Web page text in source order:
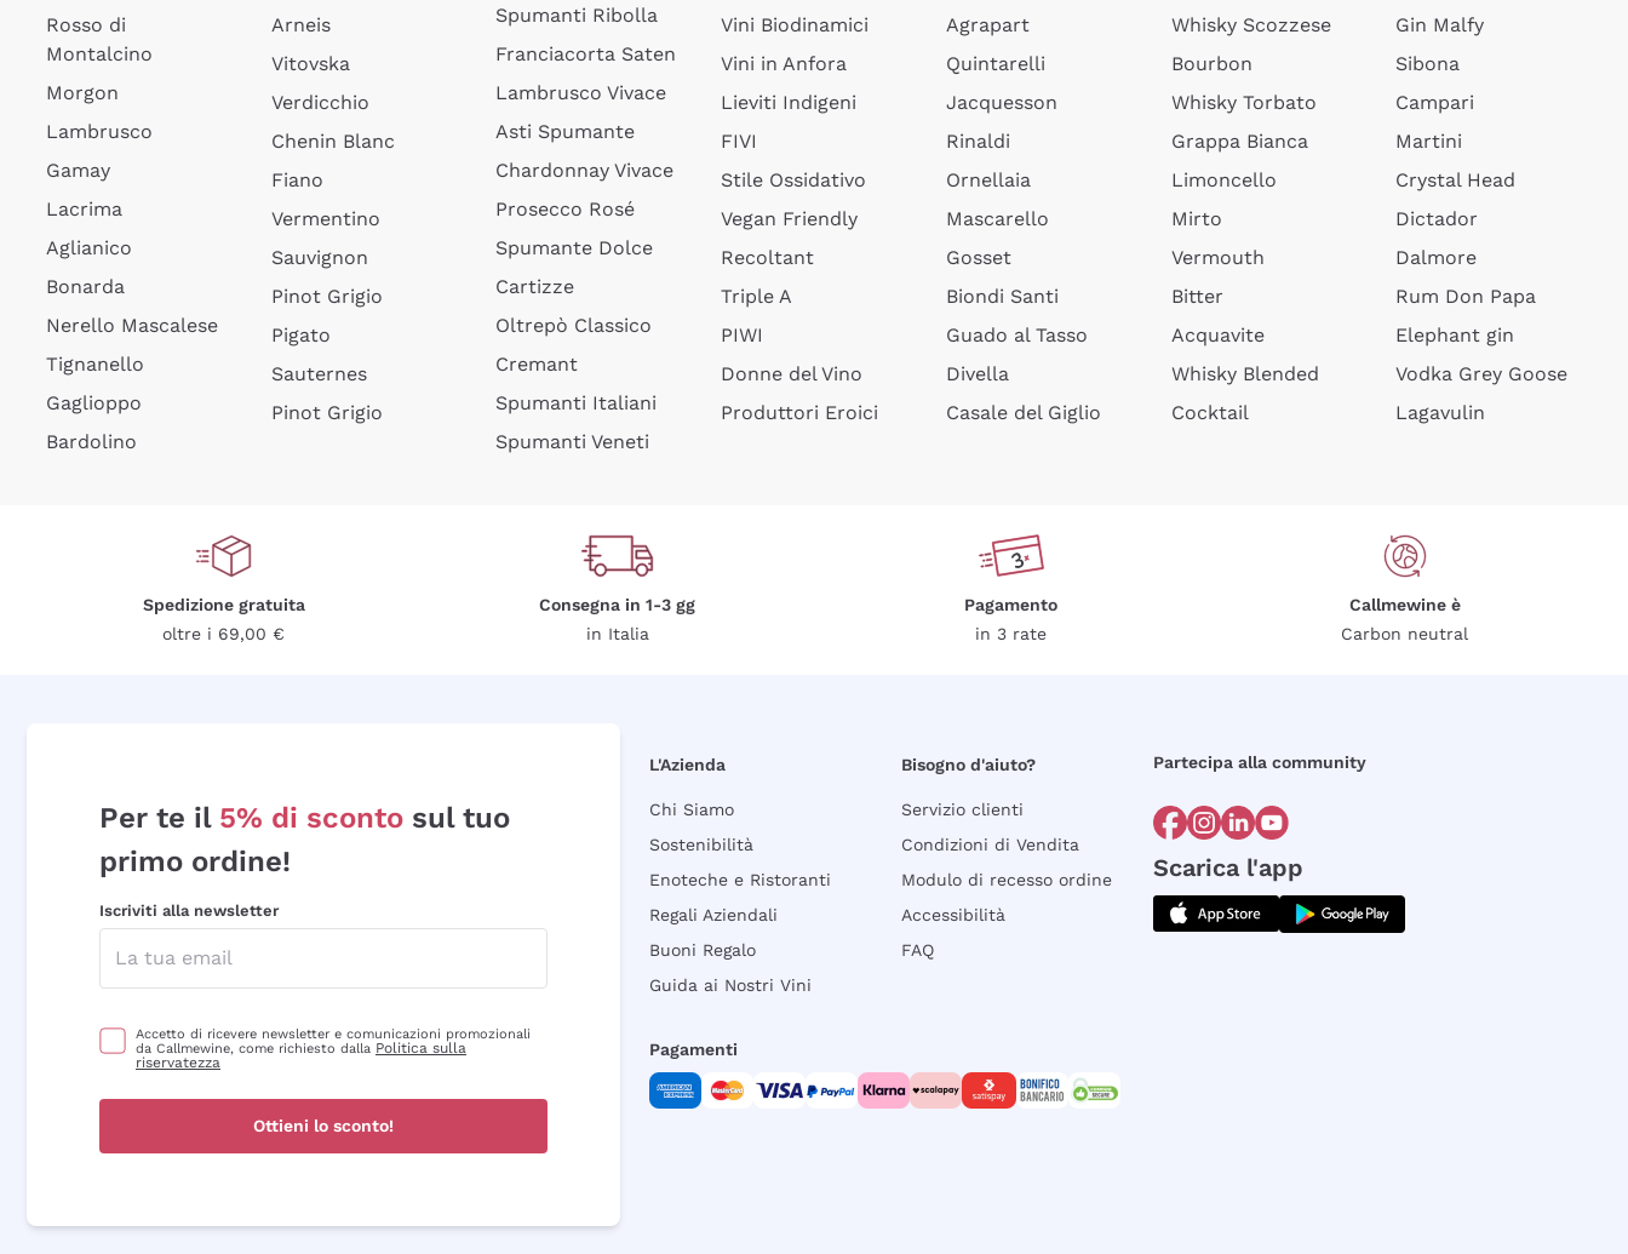
Rosso di
Montalcino
Morgon
Lambrusco
Gamay
Lacrima
Aglianico
Bonarda
Nerello Mascalese
Tignanello
Gaglioppo
Bardolino
Arneis
Vitovska
Verdicchio
Chenin Blanc
Fiano
Vermentino
Sauvignon
Pinot Grigio
Pigato
Sauternes
Pinot Grigio
Spumanti Ribolla
Franciacorta Saten
Lambrusco Vivace
Asti Spumante
Chardonnay Vivace
Prosecco Rosé
Spumante Dolce
Cartizze
Oltrepò Classico
Cremant
Spumanti Italiani
Spumanti Veneti
Vini Biodinamici
Vini in Anfora
Lieviti Indigeni
FIVI
Stile Ossidativo
Vegan Friendly
Recoltant
Triple A
PIWI
Donne del Vino
Produttori Eroici
Agrapart
Quintarelli
Jacquesson
Rinaldi
Ornellaia
Mascarello
Gosset
Biondi Santi
Guado al Tasso
Divella
Casale del Giglio
Whisky Scozzese
Bourbon
Whisky Torbato
Grappa Bianca
Limoncello
Mirto
Vermouth
Bitter
Acquavite
Whisky Blended
Cocktail
Gin Malfy
Sibona
Campari
Martini
Crystal Head
Dictador
Dalmore
Rum Don Papa
Elephant gin
Vodka Grey Goose
Lagavulin
Spedizione gratuita
oltre i 69,00 €
Consegna in 1-3 gg
in Italia
Pagamento
in 3 rate
Callmewine è
Carbon neutral
Per te il 5% di sconto sul tuo
primo ordine!
Iscriviti alla newsletter
Accetto di ricevere newsletter e comunicazioni promozionali
da Callmewine, come richiesto dalla Politica sulla
riservatezza
Ottieni lo sconto!
L'Azienda
Chi Siamo
Sostenibilità
Enoteche e Ristoranti
Regali Aziendali
Buoni Regalo
Guida ai Nostri Vini
Bisogno d'aiuto?
Servizio clienti
Condizioni di Vendita
Modulo di recesso ordine
Accessibilità
FAQ
Partecipa alla community
Scarica l'app
Pagamenti